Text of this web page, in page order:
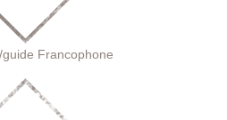
Francophone